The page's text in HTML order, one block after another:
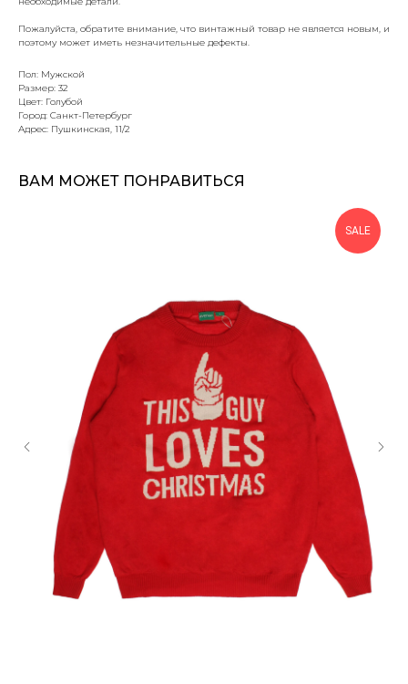
Пожалуйста, обратите внимание, что винтажный товар не является новым, и
поэтому может иметь незначительные дефекты.
Пол: Мужской
Размер: 32
Цвет: Голубой
Город: Санкт-Петербург
Адрес: Пушкинская, 11/2
ВАМ МОЖЕТ ПОНРАВИТЬСЯ
SALE